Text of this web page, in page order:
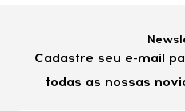
Cadastre seu e-mail
todas as nossas